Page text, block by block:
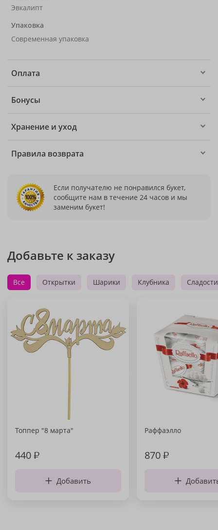
Эвкалипт
Упаковка
Современная упаковка
Оплата
Бонусы
Хранение и уход
Правила возврата
Если получателю не понравился букет,
сообщите нам в течение 24 часов и мы
заменим букет!
Добавьте к заказу
Все Открытки Шарики Клубника Сладости
Топпер "8 марта"
440₽
Добавить
Раффаэлло
870₽